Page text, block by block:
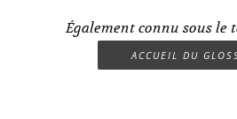
Également connu sous le
ACCUEIL DU